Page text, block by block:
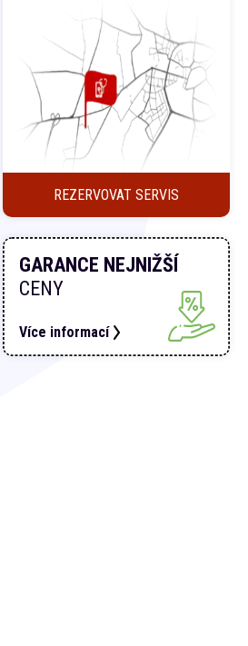
REZERVOVAT SERVIS
GARANCE NEJNIŽŠÍ
CENY
Více informací